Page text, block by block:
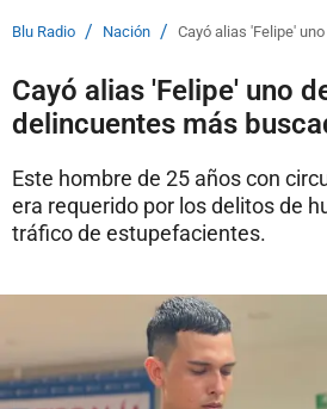
Blu Radio / Nación / Cayó alias 'Felipe'
Cayó alias 'Felipe' uno
delincuentes más
Este hombre de 25 años con
era requerido por los delitos de
tráfico de estupefacientes.